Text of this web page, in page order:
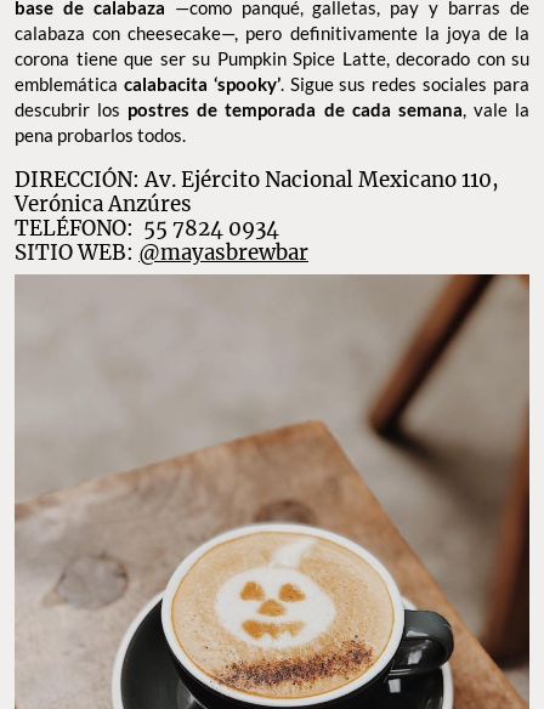
base de calabaza —como panqué, galletas, pay y barras de
calabaza con cheesecake—, pero definitivamente la joya de la
corona tiene que ser su Pumpkin Spice Latte, decorado con su
emblemática calabacita ‘spooky’. Sigue sus redes sociales para
descubrir los postres de temporada de cada semana, vale la
pena probarlos todos.
DIRECCIÓN: Av. Ejército Nacional Mexicano 110,
Verónica Anzúres
TELÉFONO: 55 7824 0934
SITIO WEB: @mayasbrewbar